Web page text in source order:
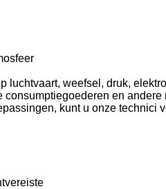
luchtvaart, weefsel, druk,
en
kunt u onze technici